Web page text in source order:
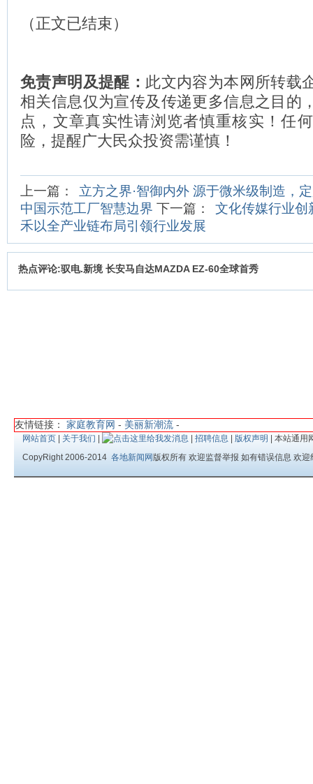
（正文已结束）
免责声明及提醒： 此文内容为本网所转载
相关信息仅为宣传及传递更多信息之目的
点，文章真实性请浏览者慎重核实！任
险，提醒广大民众投资需谨慎！
上一篇：
立方之界·智御内外 源于微米级制造，
中国示范工厂智慧边界 下一篇：
文化传媒行业创
禾以全产业链布局引领行业发展
热点评论:驭电.新境 长安马自达MAZDA EZ-60全球首秀
友情链接： 家庭教育网 - 美丽新潮流 -
网站首页 关于我们 招聘信息 版权声明
| 本站通用
CopyRight 2006-2014 各地新闻网 版权所有 欢迎监督举报 如有错误信息 欢迎